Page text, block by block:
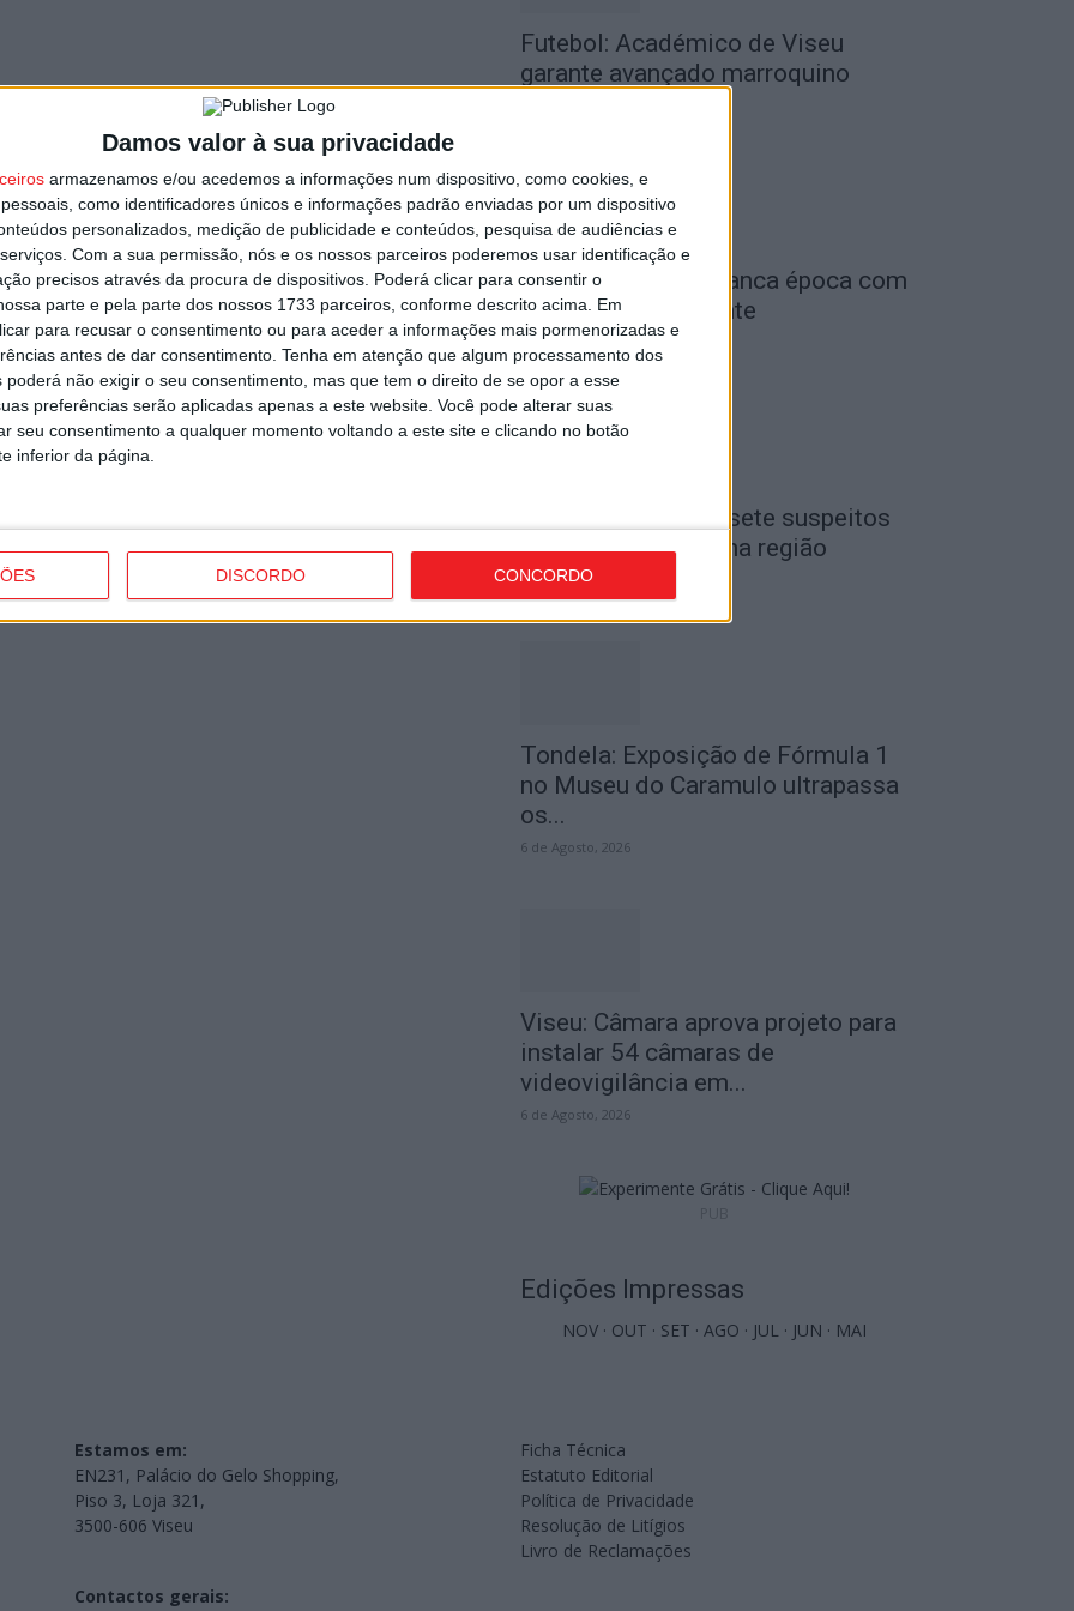
Damos valor à sua privacidade
armazenamos e/ou acedemos a informações num dispositivo, como cookies, e
como identificadores únicos e informações padrão enviadas por um dispositivo
personalizados, medição de publicidade e conteúdos, pesquisa de audiências e
Com a sua permissão, nós e os nossos parceiros poderemos usar identificação e
precisos através da procura de dispositivos. Poderá clicar para consentir o
parte e pela parte dos nossos 1733 parceiros, conforme descrito acima. Em
para recusar o consentimento ou para aceder a informações mais pormenorizadas e
antes de dar consentimento. Tenha em atenção que algum processamento dos
poderá não exigir o seu consentimento, mas que tem o direito de se opor a esse
preferências serão aplicadas apenas a este website. Você pode alterar suas
seu consentimento a qualquer momento voltando a este site e clicando no botão
inferior da página.
DISCORDO CONCORDO
Futebol: Académico de Viseu
garante avançado marroquino
Liga 2: Tondela arranca época com
receção ao Amarante
7 de Agosto, 2026
Viseu: GNR detém sete suspeitos
por furto de cobre na região
6 de Agosto, 2026
Tondela: Exposição de Fórmula 1
no Museu do Caramulo ultrapassa
os...
6 de Agosto, 2026
Viseu: Câmara aprova projeto para
instalar 54 câmaras de
videovigilância em...
6 de Agosto, 2026
Edições Impressas
NOV · OUT · SET · AGO · JUL · JUN · MAI
Estamos em:
EN231, Palácio do Gelo Shopping,
Piso 3, Loja 321,
3500-606 Viseu
Contactos gerais:
Ficha Técnica
Estatuto Editorial
Política de Privacidade
Resolução de Litígios
Livro de Reclamações